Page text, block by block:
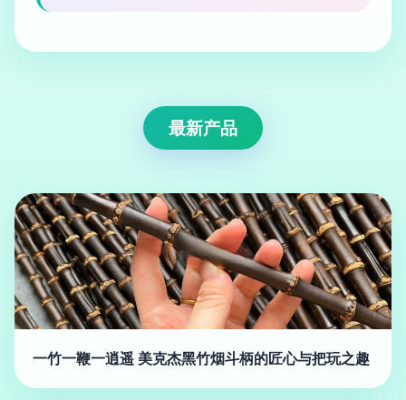
最新产品
一竹一鞭一逍遥 美克杰黑竹烟斗柄的匠心与把玩之趣